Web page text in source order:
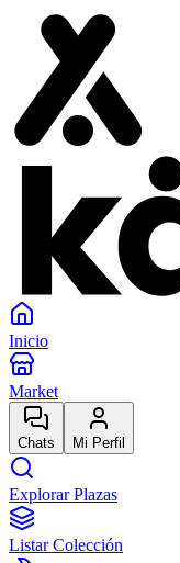
Inicio
Market
Chats Mi Perfil
Explorar Plazas
Listar Colección